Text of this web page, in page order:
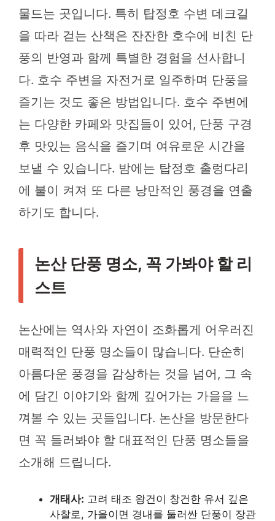
물드는 곳입니다. 특히 탑정호 수변 데크길
을 따라 걷는 산책은 잔잔한 호수에 비친 단
풍의 반영과 함께 특별한 경험을 선사합니
다. 호수 주변을 자전거로 일주하며 단풍을
즐기는 것도 좋은 방법입니다. 호수 주변에
는 다양한 카페와 맛집들이 있어, 단풍 구경
후 맛있는 음식을 즐기며 여유로운 시간을
보낼 수 있습니다. 밤에는 탑정호 출렁다리
에 불이 켜져 또 다른 낭만적인 풍경을 연출
하기도 합니다.
논산 단풍 명소, 꼭 가봐야 할 리
스트
논산에는 역사와 자연이 조화롭게 어우러진
매력적인 단풍 명소들이 많습니다. 단순히
아름다운 풍경을 감상하는 것을 넘어, 그 속
에 담긴 이야기와 함께 깊어가는 가을을 느
껴볼 수 있는 곳들입니다. 논산을 방문한다
면 꼭 들러봐야 할 대표적인 단풍 명소들을
소개해 드립니다.
개태사: 고려 태조 왕건이 창건한 유서 깊은
사찰로, 가을이면 경내를 둘러싼 단풍이 장관